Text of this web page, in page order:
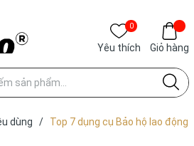
0
Yêu thích Giỏ hàng
dùng /
Top 7 dụng cụ Bảo hộ lao động